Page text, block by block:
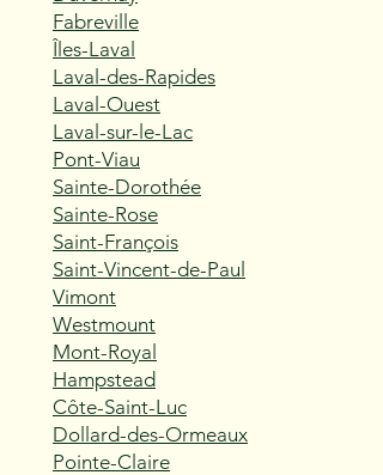
Fabreville
Îles-Laval
Laval-des-Rapides
Laval-Ouest
Laval-sur-le-Lac
Pont-Viau
Sainte-Dorothée
Sainte-Rose
Saint-François
Saint-Vincent-de-Paul
Vimont
Westmount
Mont-Royal
Hampstead
Côte-Saint-Luc
Dollard-des-Ormeaux
Pointe-Claire